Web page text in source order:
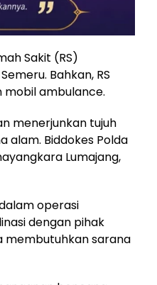
Sakit (RS)
Bahkan, RS
mobil ambulance.
menerjunkan tujuh
alam. Biddokes Polda
Lumajang,
operasi
dengan pihak
membutuhkan sarana